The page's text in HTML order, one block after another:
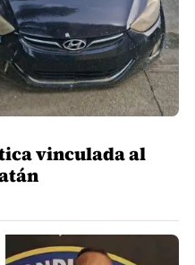
vinculada al